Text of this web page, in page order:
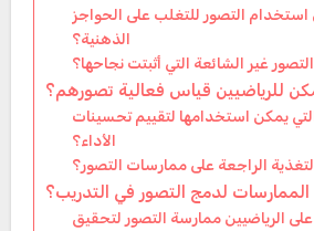
التصور للتغلب على الحواجز
الذهنية؟
غير الشائعة التي أثبتت نجاحها؟
للرياضيين قياس فعالية تصورهم؟
يمكن استخدامها لتقييم تحسينات
الأداء؟
الراجعة على ممارسات التصور؟
لدمج التصور في التدريب؟
الرياضيين ممارسة التصور لتحقيق